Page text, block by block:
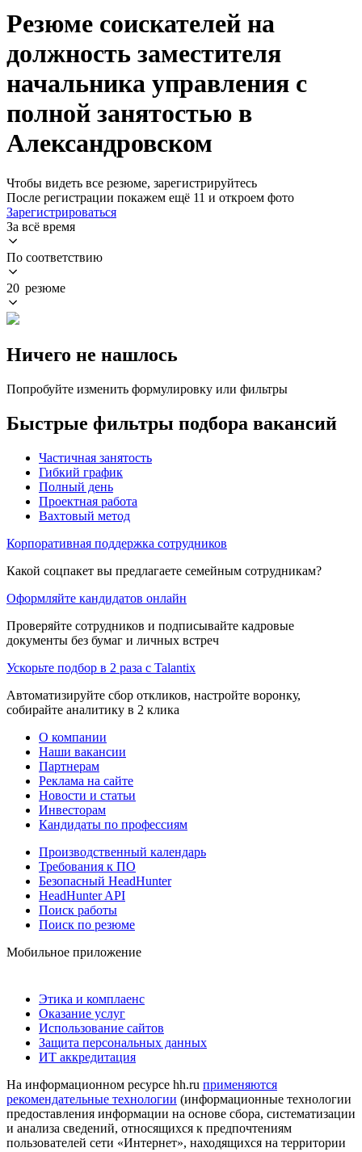
Резюме соискателей на
должность заместителя
начальника управления с
полной занятостью в
Александровском
Чтобы видеть все резюме, зарегистрируйтесь
После регистрации покажем ещё 11 и откроем фото
Зарегистрироваться
За всё время
По соответствию
20 резюме
Ничего не нашлось
Попробуйте изменить формулировку или фильтры
Быстрые фильтры подбора вакансий
Частичная занятость
Гибкий график
Полный день
Проектная работа
Вахтовый метод
Корпоративная поддержка сотрудников
Какой соцпакет вы предлагаете семейным сотрудникам?
Оформляйте кандидатов онлайн
Проверяйте сотрудников и подписывайте кадровые
документы без бумаг и личных встреч
Ускорьте подбор в 2 раза с Talantix
Автоматизируйте сбор откликов, настройте воронку,
собирайте аналитику в 2 клика
О компании
Наши вакансии
Партнерам
Реклама на сайте
Новости и статьи
Инвесторам
Кандидаты по профессиям
Производственный календарь
Требования к ПО
Безопасный HeadHunter
HeadHunter API
Поиск работы
Поиск по резюме
Мобильное приложение
Этика и комплаенс
Оказание услуг
Использование сайтов
Защита персональных данных
ИТ аккредитация
На информационном ресурсе hh.ru применяются
рекомендательные технологии (информационные технологии
предоставления информации на основе сбора, систематизации
и анализа сведений, относящихся к предпочтениям
пользователей сети «Интернет», находящихся на территории